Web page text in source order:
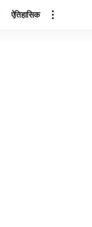
ऐतिहासिक